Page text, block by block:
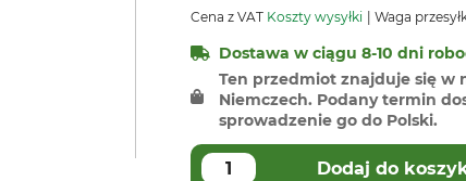
Cena z VAT Koszty wysyłki Waga
Dostawa w ciągu 8-10 dni
Ten przedmiot znajduje się w
Niemczech. Podany termin
sprowadzenie go do Polski.
Dodaj do